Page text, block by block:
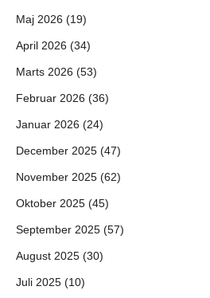
Maj 2026 (19)
April 2026 (34)
Marts 2026 (53)
Februar 2026 (36)
Januar 2026 (24)
December 2025 (47)
November 2025 (62)
Oktober 2025 (45)
September 2025 (57)
August 2025 (30)
Juli 2025 (10)